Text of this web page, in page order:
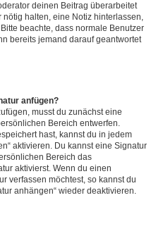
deinen Beitrag überarbeitet
nötig halten, eine Notiz hinterlassen,
beachte, dass normale Benutzer
bereits jemand darauf geantwortet
anfügen?
musst du zunächst eine
Bereich entwerfen.
hast, kannst du in jedem
aktivieren. Du kannst eine Signatur
Bereich das
aktivierst. Wenn du einen
verfassen möchtest, so kannst du
anhängen“ wieder deaktivieren.